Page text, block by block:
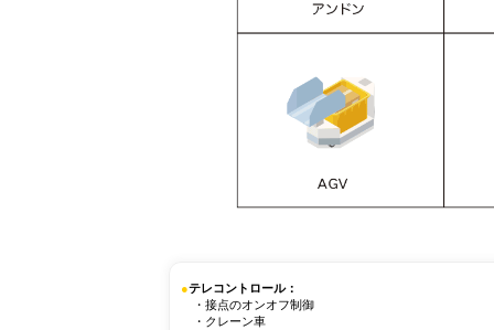
●テレコントロール：
・接点のオンオフ制御
・クレーン車